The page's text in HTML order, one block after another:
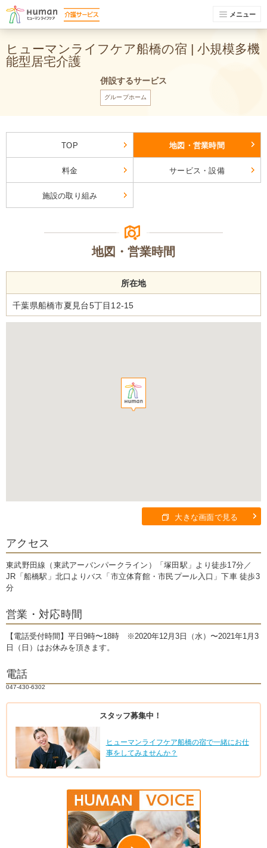
メニュー
ヒューマンライフケア船橋の宿 | 小規模多機
能型居宅介護
併設するサービス
グループホーム
TOP 地図・営業時間
料金 サービス・設備
施設の取り組み
地図・営業時間
所在地
千葉県船橋市夏見台5丁目12-15
大きな画面で見る
アクセス
東武野田線（東武アーバンパークライン）「塚田駅」より徒歩17分／
JR「船橋駅」北口よりバス「市立体育館・市民プール入口」下車 徒歩3
分
営業・対応時間
【電話受付時間】平日9時〜18時 ※2020年12月3日（水）〜2021年1月3
日（日）はお休みを頂きます。
電話
047-430-6302
スタッフ募集中！
ヒューマンライフケア船橋の宿で一緒にお仕
事をしてみませんか？